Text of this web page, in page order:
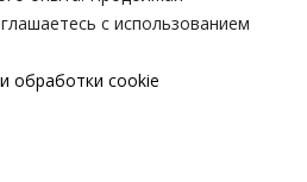
с использованием
обработки cookie